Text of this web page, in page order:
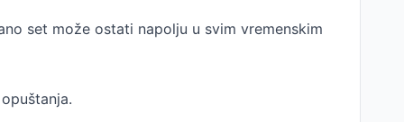
set može ostati napolju u svim vremenskim